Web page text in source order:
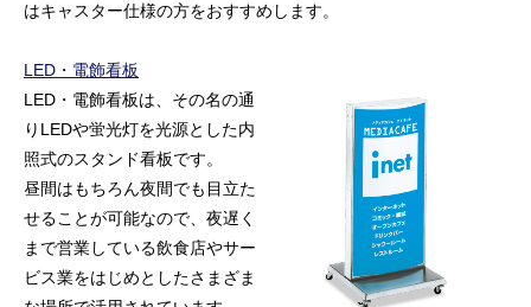
はキャスター仕様の方をおすすめします。
LED・電飾看板
LED・電飾看板は、その名の通
りLEDや蛍光灯を光源とした内
照式のスタンド看板です。
昼間はもちろん夜間でも目立た
せることが可能なので、夜遅く
まで営業している飲食店やサー
ビス業をはじめとしたさまざま